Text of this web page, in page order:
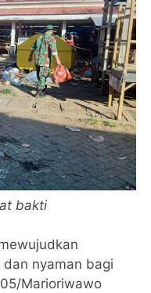
bakti
nyaman bagi
Marioriwawo